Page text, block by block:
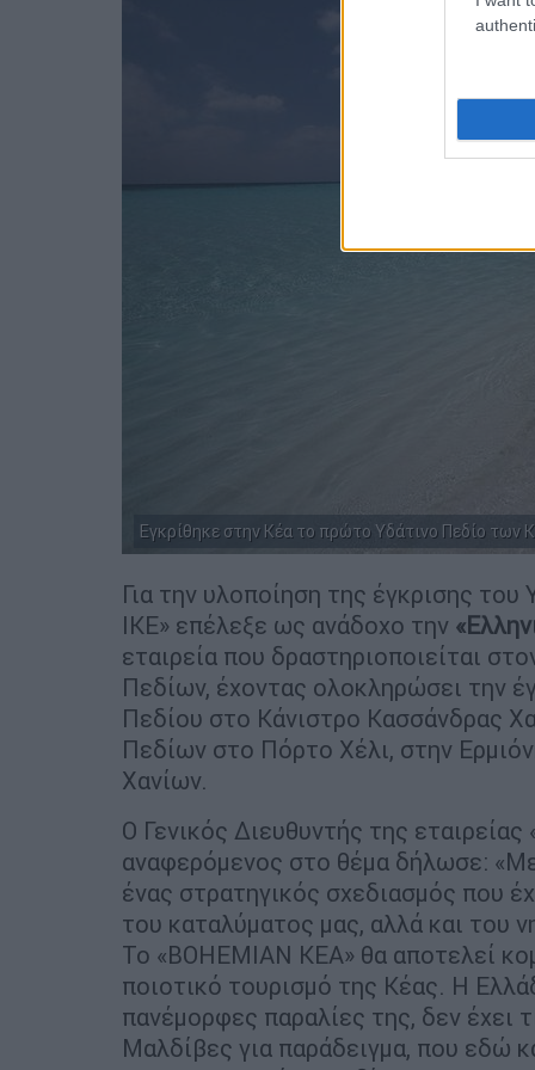
Εγκρίθηκε στην Κέα το πρώτο Υδάτινο Πεδίο των
Για την υλοποίηση της έγκρισης
ΙΚΕ» επέλεξε ως ανάδοχο την
εταιρεία που δραστηριοποιείται
Πεδίων, έχοντας ολοκληρώσει την
Πεδίου στο Κάνιστρο Κασσάνδρας
Πεδίων στο Πόρτο Χέλι, στην
Χανίων.
Ο Γενικός Διευθυντής της
αναφερόμενος στο θέμα δήλωσε:
ένας στρατηγικός σχεδιασμός που
του καταλύματος μας, αλλά και του
Το «BOHEMIAN KEA» θα αποτελεί
ποιοτικό τουρισμό της Κέας. Η
πανέμορφες παραλίες της, δεν έχει
Μαλδίβες για παράδειγμα, που εδώ